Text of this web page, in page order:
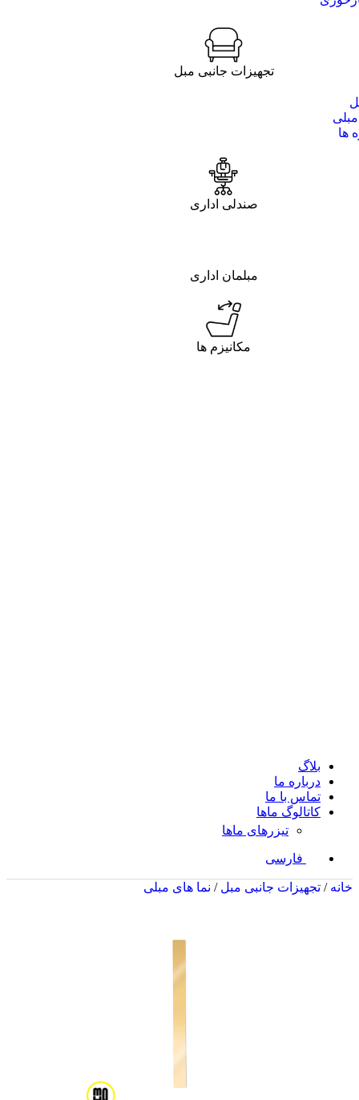
تجهیزات جانبی مبل
ها
صندلی اداری
مبلمان اداری
مکانیزم ها
بلاگ
درباره ما
تماس با ما
کاتالوگ ماها
تیزرهای ماها
فارسی
خانه/ تجهیزات جانبی مبل/ نما های مبلی